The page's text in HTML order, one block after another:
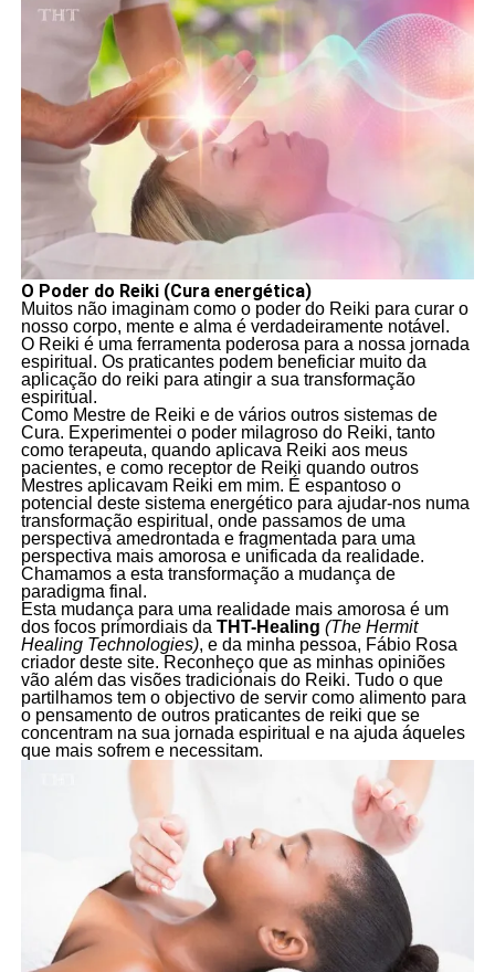
O Poder do Reiki (Cura energética)
Muitos não imaginam como o poder do Reiki para curar o
nosso corpo, mente e alma é verdadeiramente notável.
O Reiki é uma ferramenta poderosa para a nossa jornada
espiritual. Os praticantes podem beneficiar muito da
aplicação do reiki para atingir a sua transformação
espiritual.
Como Mestre de Reiki e de vários outros sistemas de
Cura. Experimentei o poder milagroso do Reiki, tanto
como terapeuta, quando aplicava Reiki aos meus
pacientes, e como receptor de Reiki quando outros
Mestres aplicavam Reiki em mim. É espantoso o
potencial deste sistema energético para ajudar-nos numa
transformação espiritual, onde passamos de uma
perspectiva amedrontada e fragmentada para uma
perspectiva mais amorosa e unificada da realidade.
Chamamos a esta transformação a mudança de
paradigma final.
Esta mudança para uma realidade mais amorosa é um
dos focos primordiais da THT-Healing (The Hermit
Healing Technologies), e da minha pessoa, Fábio Rosa
criador deste site. Reconheço que as minhas opiniões
vão além das visões tradicionais do Reiki. Tudo o que
partilhamos tem o objectivo de servir como alimento para
o pensamento de outros praticantes de reiki que se
concentram na sua jornada espiritual e na ajuda áqueles
que mais sofrem e necessitam.